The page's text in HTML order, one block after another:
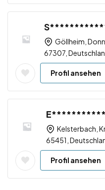
Göllheim,
67307,
Profil ansehen
Kelsterbach,
65451,
Profil ansehen